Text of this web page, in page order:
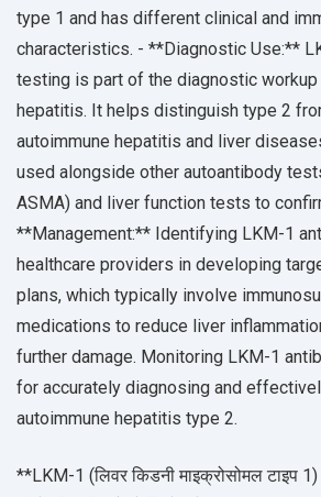
type 1 and has different clinical and
characteristics. - **Diagnostic Use:**
testing is part of the diagnostic workup
hepatitis. It helps distinguish type 2
autoimmune hepatitis and liver
used alongside other autoantibody
ASMA) and liver function tests to
**Management:** Identifying LKM-1
healthcare providers in developing
plans, which typically involve
medications to reduce liver
further damage. Monitoring LKM-1
for accurately diagnosing and
autoimmune hepatitis type 2.
**LKM-1 (लिवर किडनी माइक्रोसोमल टाइप 1)